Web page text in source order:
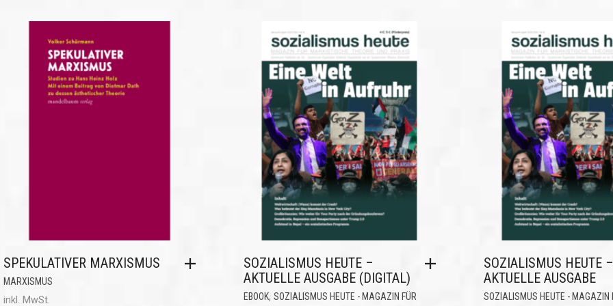
SPEKULATIVER MARXISMUS
MARXISMUS
inkl. MwSt.
SOZIALISMUS HEUTE –
AKTUELLE AUSGABE (DIGITAL)
EBOOK, SOZIALISMUS HEUTE - MAGAZIN FÜR
SOZIALISMUS HEUTE –
AKTUELLE AUSGABE
SOZIALISMUS HEUTE - MAGAZIN